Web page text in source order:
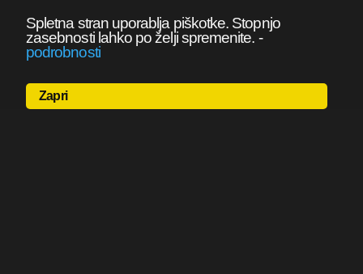
Spletna stran uporablja piškotke. Stopnjo
zasebnosti lahko po želji spremenite. -
podrobnosti
Zapri